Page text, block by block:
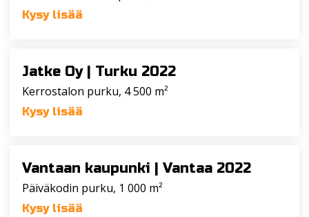
Kysy lisää
Jatke Oy | Turku 2022
Kerrostalon purku, 4 500 m²
Kysy lisää
Vantaan kaupunki | Vantaa 2022
Päiväkodin purku, 1 000 m²
Kysy lisää